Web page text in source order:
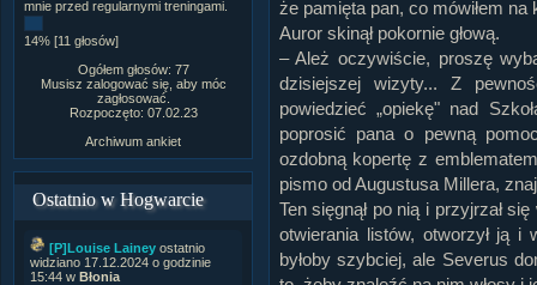
mnie przed regularnymi treningami.
14% [11 głosów]
Ogółem głosów: 77
Musisz zalogować się, aby móc
zagłosować.
Rozpoczęto: 07.02.23
Archiwum ankiet
Ostatnio w Hogwarcie
[P]Louise Lainey ostatnio
widziano 17.12.2024 o godzinie
15:44 w Błonia
że pamięta pan, co mówiłem
Auror skinął pokornie głową.
– Ależ oczywiście, proszę
dzisiejszej wizyty... Z
powiedzieć „opiekę" nad
poprosić pana o pewną
ozdobną kopertę z
pismo od Augustusa Millera,
Ten sięgnął po nią i przyjrzał
otwierania listów, otworzył ją i
byłoby szybciej, ale Severus